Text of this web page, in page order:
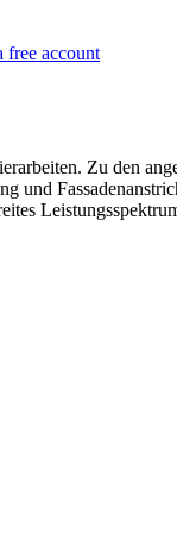
free account
Zu den
und